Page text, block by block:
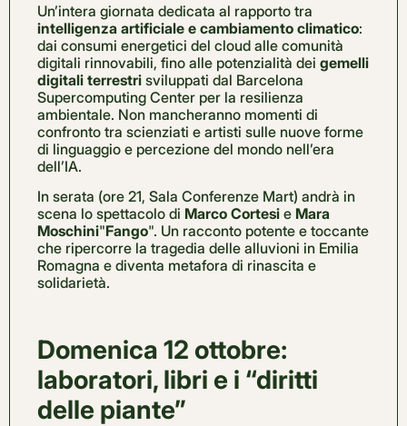
Un’intera giornata dedicata al rapporto tra
intelligenza artificiale e cambiamento climatico:
dai consumi energetici del cloud alle comunità
digitali rinnovabili, fino alle potenzialità deigemelli
digitali terrestrisviluppati dal Barcelona
Supercomputing Center per la resilienza
ambientale. Non mancheranno momenti di
confronto tra scienziati e artisti sulle nuove forme
di linguaggio e percezione del mondo nell’era
dell’IA.
In serata (ore 21, Sala Conferenze Mart) andrà in
scena lo spettacolo di Marco Cortesie Mara
Moschini"Fango". Un racconto potente e toccante
che ripercorre la tragedia delle alluvioni in Emilia
Romagna e diventa metafora di rinascita e
solidarietà.
Domenica 12 ottobre:
laboratori, libri e i “diritti
delle piante”